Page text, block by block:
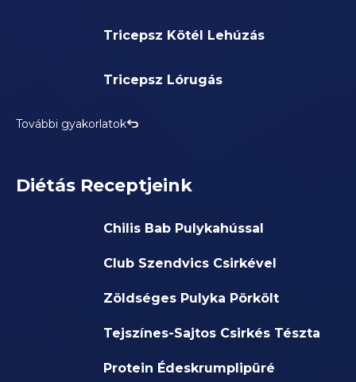
Tricepsz Kötél Lehúzás
Tricepsz Lórugás
További gyakorlatok
Diétás Receptjeink
Chilis Bab Pulykahússal
Club Szendvics Csirkével
Zöldséges Pulyka Pörkölt
Tejszínes-Sajtos Csirkés Tészta
Protein Édeskrumplipüré